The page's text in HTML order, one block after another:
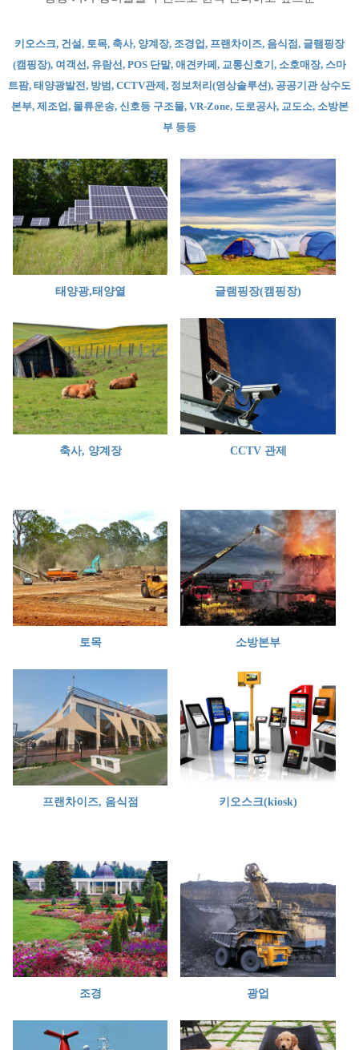
키오스크, 건설, 토목, 축사, 양계장, 조경업, 프랜차이즈, 음식점, 글램핑장
(캠핑장), 여객선, 유람선, POS 단말, 애견카페, 교통신호기, 소호매장, 스마
트팜, 태양광발전, 방범, CCTV관제, 정보처리(영상솔루션), 공공기관 상수도
본부, 제조업, 물류운송, 신호등 구조물, VR-Zone, 도로공사, 교도소, 소방본
부 등등
태양광,태양열 글램핑장(캠핑장)
축사, 양계장 CCTV 관제
토목 소방본부
프랜차이즈, 음식점 키오스크(kiosk)
조경 광업